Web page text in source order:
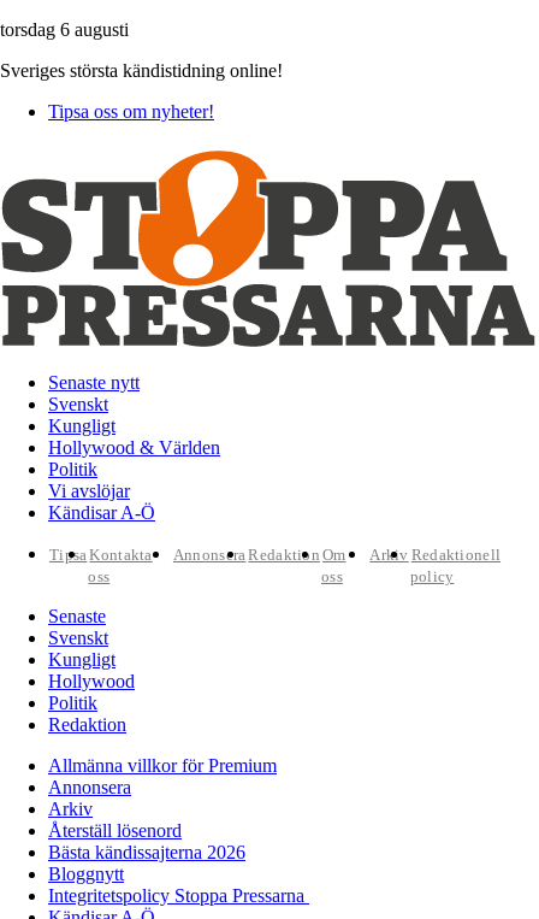
torsdag 6 augusti
Sveriges största kändistidning online!
Tipsa oss om nyheter!
Senaste nytt
Svenskt
Kungligt
Hollywood & Världen
Politik
Vi avslöjar
Kändisar A-Ö
TipsaKontakta
oss
AnnonseraRedaktion Om
oss
Arkiv Redaktionell
policy
Senaste
Svenskt
Kungligt
Hollywood
Politik
Redaktion
Allmänna villkor för Premium
Annonsera
Arkiv
Återställ lösenord
Bästa kändissajterna 2026
Bloggnytt
Integritetspolicy Stoppa Pressarna